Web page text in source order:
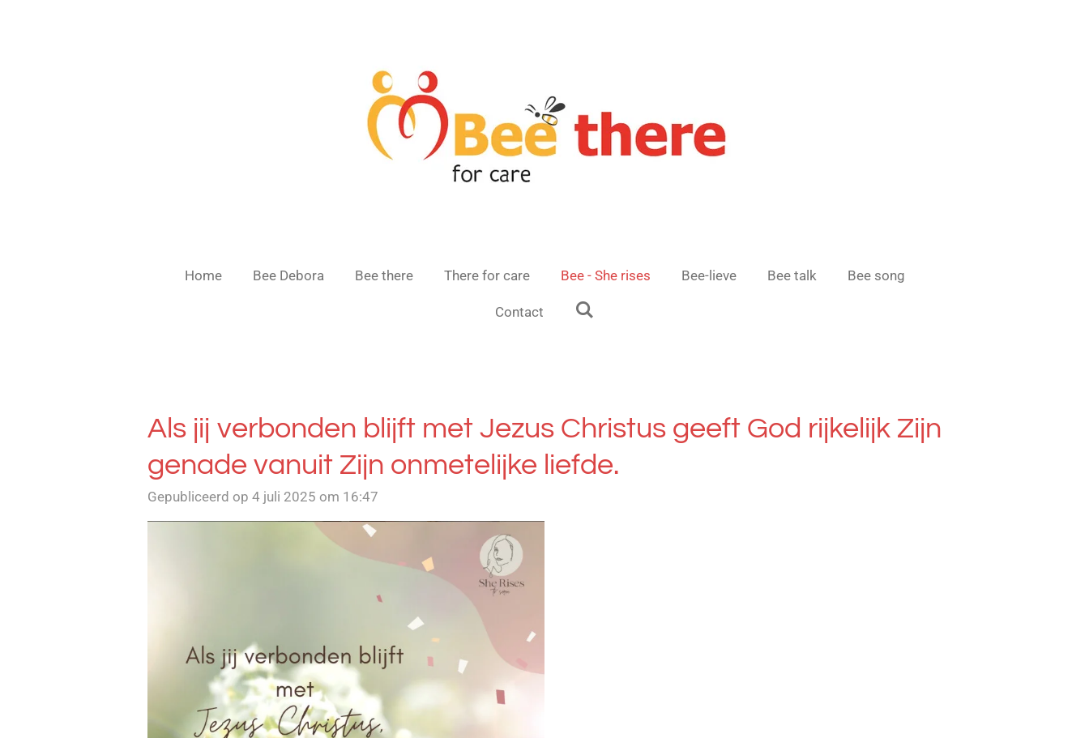
Home Bee Debora Bee there There for care Bee - She rises Bee-lieve Bee talk Bee song
Contact
Als jij verbonden blijft met Jezus Christus geeft God rijkelijk Zijn
genade vanuit Zijn onmetelijke liefde.
Gepubliceerd op 4 juli 2025 om 16:47